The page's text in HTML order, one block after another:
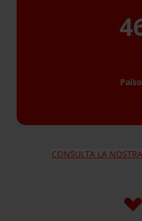
CONSULTA LA